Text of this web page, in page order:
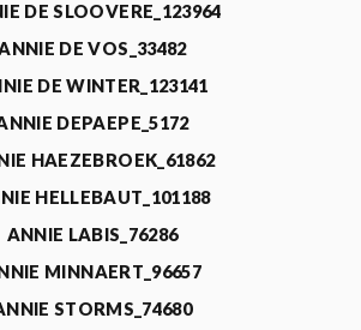
DE SLOOVERE_123964
DE VOS_33482
DE WINTER_123141
DEPAEPE_5172
HAEZEBROEK_61862
HELLEBAUT_101188
ANNIE LABIS_76286
MINNAERT_96657
STORMS_74680